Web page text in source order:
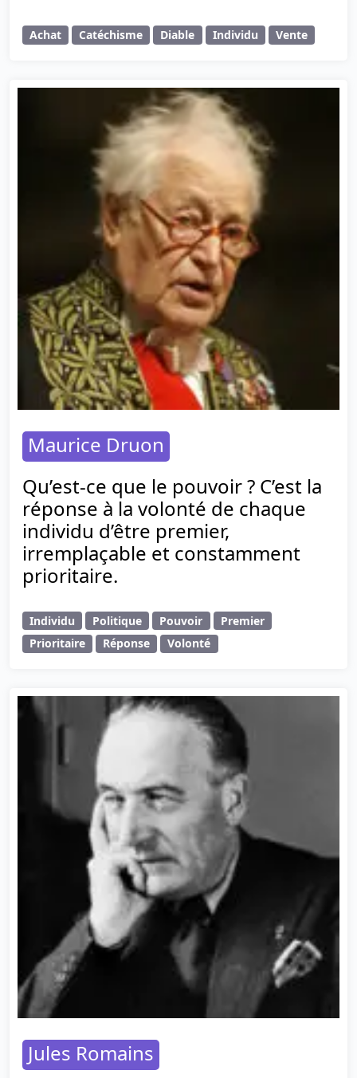
Achat Catéchisme Diable Individu Vente
Maurice Druon
Qu’est-ce que le pouvoir ? C’est la
réponse à la volonté de chaque
individu d’être premier,
irremplaçable et constamment
prioritaire.
Individu Politique Pouvoir
Premier
Prioritaire
Réponse Volonté
Jules Romains